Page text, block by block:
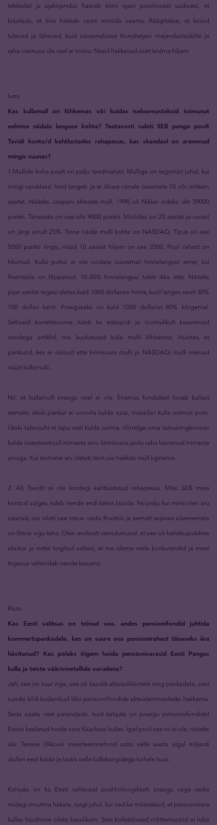
tekitada) ja ajakirjandus haarab kinni igast positiivsest uudisest, et
kirjutada, et kriis hakkab varsti mööda saama. Räägitakse, et kriisid
tulevad ja lähevad, kuid süvaanalüüse Kondratjevi majandustsüklite ja
raha olemuse üle veel ei toimu. Need hakkavad aset leidma hiljem.
lumi
Kas kullamull on lõhkemas või kuidas iseloomustaksid toimunut
eelmise nädala languse kohta? Teatavasti suleti SEB panga poolt
Tavidi konto/d kahtlustades rahapesus, kas skandaal on arenenud
mingis suunas?
1.Mullide koha pealt on palju teadmatust. Mulliga on tegemist juhul, kui
mingi varaklassi hind langeb ja ei tõuse vanale tasemele 10 või rohkem
aastat. Näiteks Jaapani aktsiate mull. 1990 oli Nikkei indeks üle 39000
punkti. Tänaseks on see alla 9000 punkti. Möödas on 20 aastat ja varast
on järgi ainult 25%. Teine näide mulli kohta on NASDAQ. Tipus oli see
5000 punkti ringis, nüüd 10 aastat hiljem on see 2500. Pool rahast on
hävinud. Kulla puhul ei ole oodata suuremat hinnalangust enne, kui
finantskiis on lõppenud. 10-30% hinnalangusi tuleb ikka ette. Näiteks
paar aastat tagasi ületas kuld 1000 dollarise hinna, kuid langes sealt 30%
700 dollari kanti. Praeguseks on kuld 1000 dollarist 80% kõrgemal.
Selliseid korrektsioone tuleb ka edaspidi ja loomulikult kaasnevad
nendega artiklid, mis kuulutavad kulla mulli lõhkemist. Huvitav, et
pankurid, kes ei näinud ette kinnisvara mulli ja NASDAQi mulli näevad
nüüd kullamulli…
Nii, et kullamulli praegu veel ei ole. Enamus fondidest hoiab kullast
eemale, ükski pankur ei soovita kulda osta, massilist kulla ostmist pole.
Ükski taksojuht ei kipu veel kulda ostma. Võrrelge oma tutvusringkonnas
kulda investeerinud inimeste arvu kinnisvara jaoks raha laenanud inimeste
arvuga. Kui esimene arv ületab teist siis hakkab mull liginema.
2. AS Tavidit ei ole kordagi kahtlustatud rahapesus. Miks SEB meie
kontod sulges, tuleb nende endi käest küsida. Nii palju kui mina olen aru
saanud, siis võeti see otsus vastu Rootsis ja eemalt asjasse süvenemata
on lihtne vigu teha. Olen endiselt veendumusel, et see oli kahetsusväärne
eksitus ja mitte tingitud sellest, et me oleme neile konkurendid ja meie
tegevus vähendab nende kasumit.
Risto
Kas Eesti valitsus on teinud vea, andes pensionifondid juhtida
kommertspankadele, kes on suure osa pensionirahast tänaseks ära
hävitanud? Kas poleks õigem hoida pensionivarasid Eesti Pangas
kulla ja teiste väärismetallide varudena?
Jah, see on suur viga, see oli kasulik aktsiadiileritele ning pankadele, sest
sundis kõik kodanikud läbi pensionifondide aktsiateomanikeks hakkama.
Seda saaks veel parandada, kuid kahjuks on praegu pensionifondidel
Eestis keelatud hoida vara füüsilises kullas. Igal pool see nii ei ole, näiteks
üks Texase Ülikooli investeerimisfond ostis selle aasta algul miljardi
dollari eest kulda ja laskis selle kullakangidega kohale tuua.
Kahjuks on ka Eesti valitsusel psühholoogiliselt praegu väga raske
midagi muutma hakata, isegi juhul, kui nad ka mõistaksid, et pensionivara
kullas hoidmine oleks kasulikum. Sest kollektiivsed mõttemustrid ei luba